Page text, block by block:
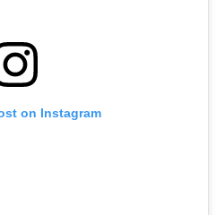
on Instagram